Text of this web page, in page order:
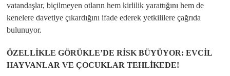
vatandaşlar, biçilmeyen otların hem kirlilik yarattığını hem de
kenelere davetiye çıkardığını ifade ederek yetkililere çağrıda
bulunuyor.
​ÖZELLİKLE GÖRÜKLE’DE RİSK BÜYÜYOR: EVCİL
HAYVANLAR VE ÇOCUKLAR TEHLİKEDE!